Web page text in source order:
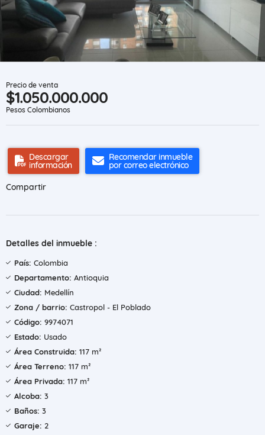
Precio de venta
$1.050.000.000
Pesos Colombianos
Descargar
información
Recomendar inmueble
por correo electrónico
Compartir
Detalles del inmueble :
País: Colombia
Departamento: Antioquia
Ciudad: Medellín
Zona / barrio: Castropol - El Poblado
Código: 9974071
Estado: Usado
Área Construida: 117 m²
Área Terreno: 117 m²
Área Privada: 117 m²
Alcoba: 3
Baños: 3
Garaje: 2